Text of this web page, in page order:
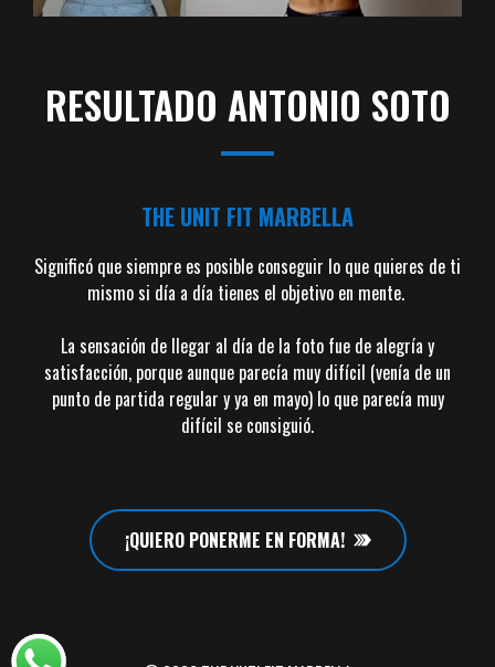
RESULTADO ANTONIO SOTO
THE UNIT FIT MARBELLA
Significó que siempre es posible conseguir lo que quieres de ti
mismo si día a día tienes el objetivo en mente.
La sensación de llegar al día de la foto fue de alegría y
satisfacción, porque aunque parecía muy difícil (venía de un
punto de partida regular y ya en mayo) lo que parecía muy
difícil se consiguió.
¡QUIERO PONERME EN FORMA!
Artículo añadido al carrito. Finalizar Compra